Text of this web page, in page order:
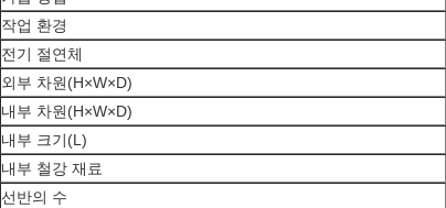
작업 환경
전기 절연체
외부 차원(H×W×D)
내부 차원(H×W×D)
내부 크기(L)
내부 철강 재료
선반의 수